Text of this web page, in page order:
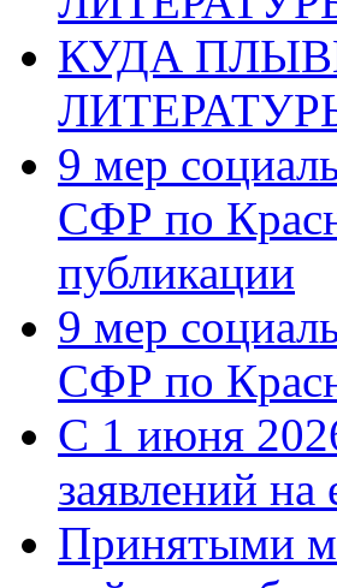
КУДА
9 мер
СФР по
публикации
9 мер
СФР по
С 1 июня
заявлений
Принятыми